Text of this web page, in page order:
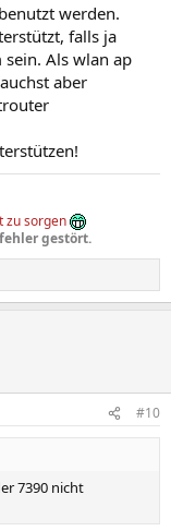
werden.
falls ja
Als wlan ap
aber
zu sorgen
gestört.
#10
7390 nicht